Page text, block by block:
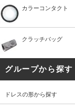
カラーコンタクト
クラッチバッグ
グループから探す
ドレスの形から探す